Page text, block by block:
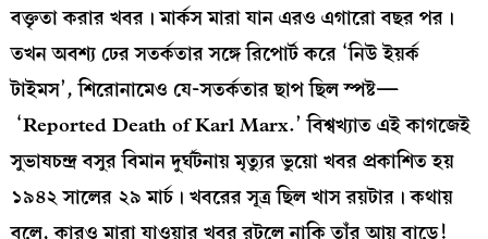
বক্তৃতা করার খবর। মার্কস মারা যান এরও এগারো বছর পর।
তখন অবশ্য ঢের সতর্কতার সঙ্গে রিপোর্ট করে ‘নিউ ইয়র্ক
টাইমস’, শিরোনামেও যে-সতর্কতার ছাপ ছিল স্পষ্ট—
‘Reported Death of Karl Marx.’ বিশ্বখ্যাত এই কাগজেই
সুভাষচন্দ্র বসুর বিমান দুর্ঘটনায় মৃত্যুর ভুয়ো খবর প্রকাশিত হয়
১৯৪২ সালের ২৯ মার্চ। খবরের সূত্র ছিল খাস রয়টার। কথায়
বলে, কারও মারা যাওয়ার খবর রটলে নাকি তাঁর আয়ু বাড়ে!